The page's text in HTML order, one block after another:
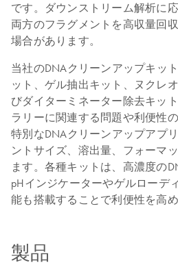
です。ダウンストリーム解析に
両方のフラグメントを高収量回
場合があります。
当社のDNAクリーンアップキッ
ット、ゲル抽出キット、ヌクレ
びダイターミネーター除去キッ
ラリーに関連する問題や利便性
特別なDNAクリーンアップアプ
ントサイズ、溶出量、フォーマ
ます。各種キットは、高濃度の
pHインジケーターやゲルローデ
能も搭載することで利便性を高め
製品